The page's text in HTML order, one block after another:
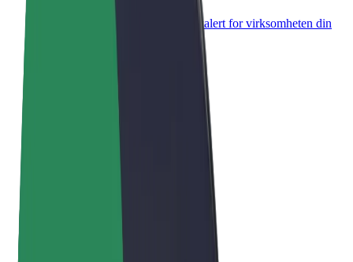
Bolt-produkter og tjenester oppskalert for virksomheten din